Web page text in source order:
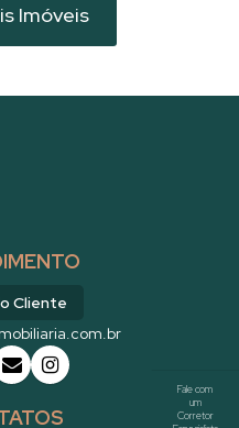
Imóveis
Cliente